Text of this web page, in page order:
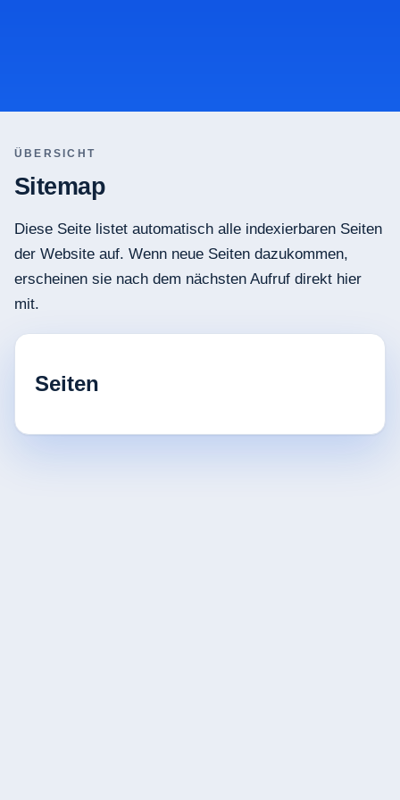
Startseite / Sitemap
ÜBERSICHT
Sitemap
Diese Seite listet automatisch alle indexierbaren Seiten
der Website auf. Wenn neue Seiten dazukommen,
erscheinen sie nach dem nächsten Aufruf direkt hier
mit.
Seiten